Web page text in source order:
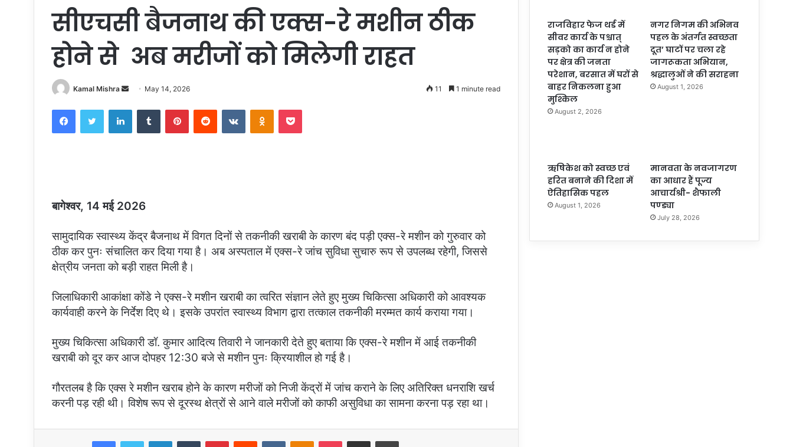
सीएचसी बैजनाथ की एक्स-रे मशीन ठीक
होने से अब मरीजों को मिलेगी राहत
Kamal Mishra
Send May 14, 2026 11 1 minute read
FacebookTwitter LinkedInTumblr PinterestReddit VKontakteOdnoklassniki
Pocket
बागेश्वर, 14 मई 2026
सामुदायिक स्वास्थ्य केंद्र बैजनाथ में विगत दिनों से तकनीकी खराबी के कारण बंद पड़ी एक्स-रे मशीन को गुरुवार को
ठीक कर पुनः संचालित कर दिया गया है। अब अस्पताल में एक्स-रे जांच सुविधा सुचारु रूप से उपलब्ध रहेगी, जिससे
क्षेत्रीय जनता को बड़ी राहत मिली है।
जिलाधिकारी आकांक्षा कोंडे ने एक्स-रे मशीन खराबी का त्वरित संज्ञान लेते हुए मुख्य चिकित्सा अधिकारी को आवश्यक
कार्यवाही करने के निर्देश दिए थे। इसके उपरांत स्वास्थ्य विभाग द्वारा तत्काल तकनीकी मरम्मत कार्य कराया गया।
मुख्य चिकित्सा अधिकारी डॉ. कुमार आदित्य तिवारी ने जानकारी देते हुए बताया कि एक्स-रे मशीन में आई तकनीकी
खराबी को दूर कर आज दोपहर 12:30 बजे से मशीन पुनः क्रियाशील हो गई है।
गौरतलब है कि एक्स रे मशीन खराब होने के कारण मरीजों को निजी केंद्रों में जांच कराने के लिए अतिरिक्त धनराशि खर्च
करनी पड़ रही थी। विशेष रूप से दूरस्थ क्षेत्रों से आने वाले मरीजों को काफी असुविधा का सामना करना पड़ रहा था।
FacebookTwitter LinkedInTumblr PinterestReddit VKontakteOdnoklassniki
Pocket Share via Email Print
राजविहार फेज थर्ड में
सीवर कार्य के पश्चात्
सड़को का कार्य न होने
पर क्षेत्र की जनता
परेशान, बरसात में घरों से
बाहर निकलना हुआ
मुश्किल
August 2, 2026
नगर निगम की अभिनव
पहल के अंतर्गत स्वच्छता
दूत’ घाटों पर चला रहे
जागरूकता अभियान,
श्रद्धालुओं ने की सराहना
August 1, 2026
ऋषिकेश को स्वच्छ एवं
हरित बनाने की दिशा में
ऐतिहासिक पहल
August 1, 2026
मानवता के नवजागरण
का आधार हैं पूज्य
आचार्यश्री- शैफाली
पण्ड्या
July 28, 2026